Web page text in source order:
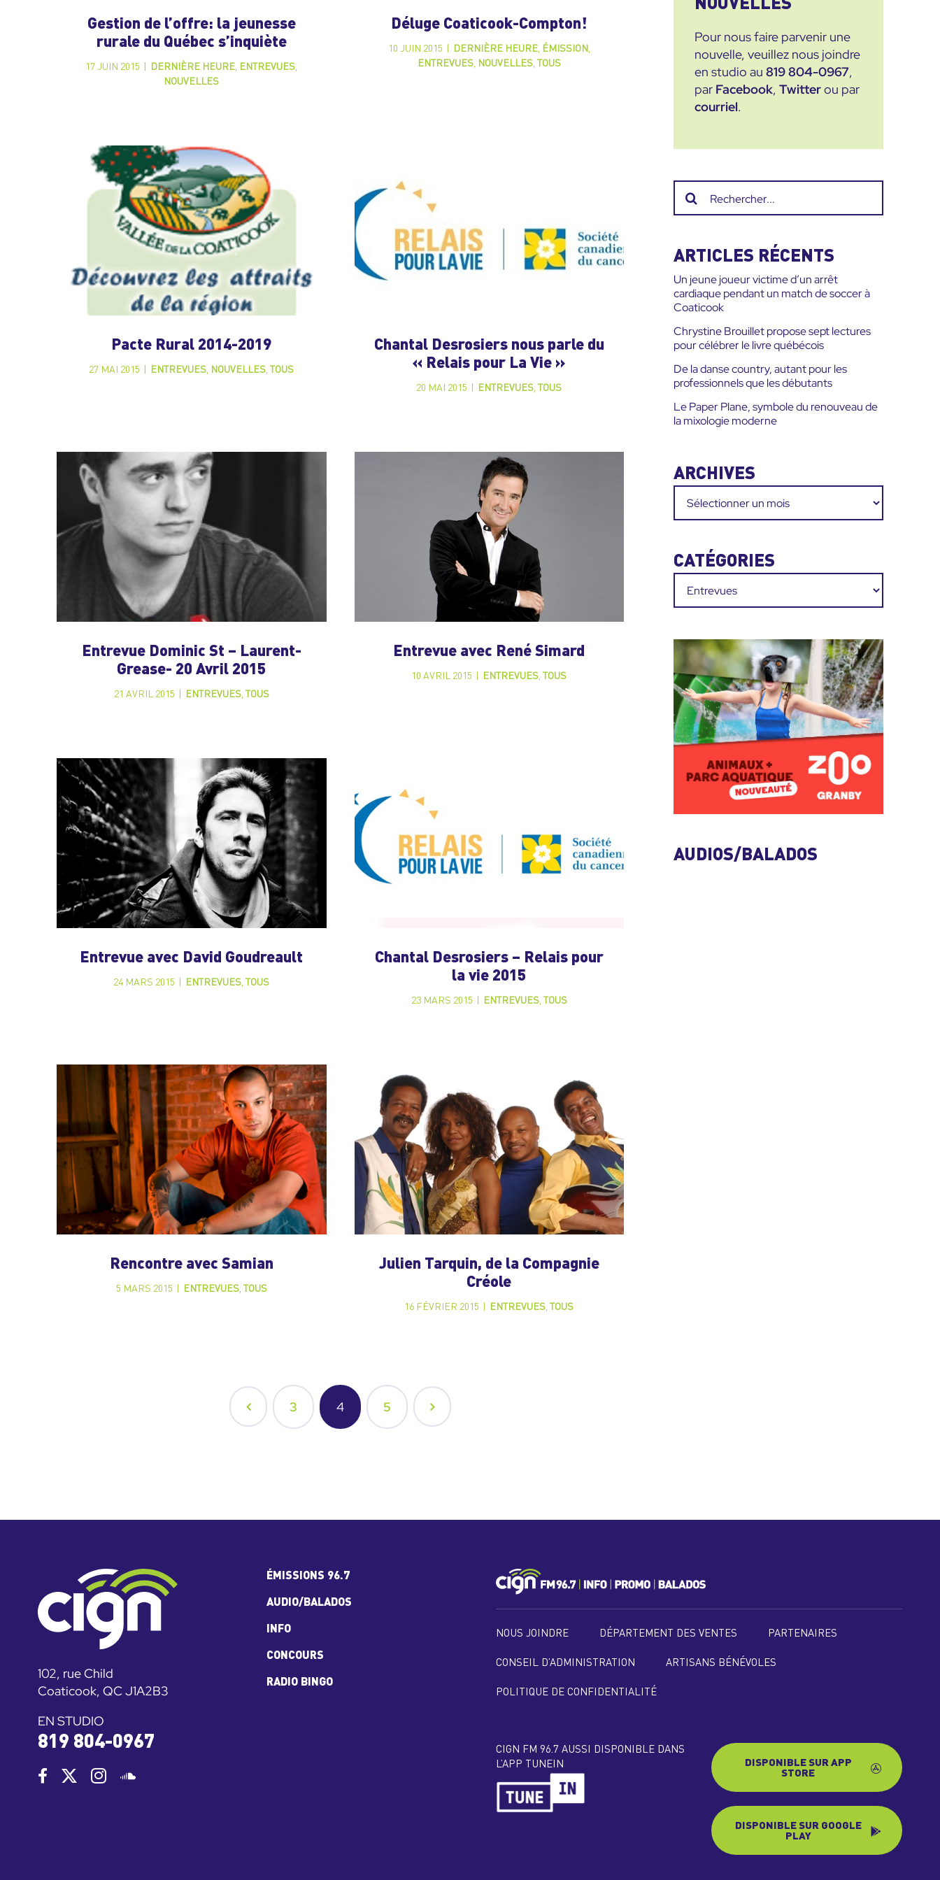
Gestion de l’offre: la jeunesse
rurale du Québec s’inquiète
17 JUIN 2015 DERNIÈRE HEURE ENTREVUES
NOUVELLES
Déluge Coaticook-Compton!
10 JUIN 2015 DERNIÈRE HEURE, ÉMISSION
ENTREVUES, NOUVELLES, TOUS
Pacte Rural 2014-2019
27 MAI 2015 ENTREVUES NOUVELLES ,TOUS
Chantal Desrosiers nous parle du
« Relais pour La Vie »
20 MAI 2015 ENTREVUES ,TOUS
Entrevue Dominic St – Laurent-
Grease- 20 Avril 2015
21 AVRIL 2015 ENTREVUES, TOUS
Entrevue avec René Simard
10 AVRIL 2015 ENTREVUES,TOUS
Entrevue avec David Goudreault
24 MARS 2015 ENTREVUES, TOUS
Chantal Desrosiers – Relais pour
la vie 2015
23 MARS 2015 ENTREVUES, TOUS
Rencontre avec Samian
5 MARS 2015 ENTREVUES, TOUS
Julien Tarquin, de la Compagnie
Créole
16 FÉVRIER 2015 ENTREVUES, TOUS
3 4 5
NOUVELLES
Pour nous faire parvenir une
nouvelle, veuillez nous joindre
en studio au819 804-0967,
par Facebook,Twitterou par
courriel.
Recherche
sur
site
ARTICLES RÉCENTS
Un jeune joueur victime d’un arrêt
cardiaque pendant un match de soccer à
Coaticook
Chrystine Brouillet propose sept lectures
pour célébrer le livre québécois
De la danse country, autant pour les
professionnels que les débutants
Le Paper Plane, symbole du renouveau de
la mixologie moderne
ARCHIVES
Archives
CATÉGORIES
Catégories
AUDIOS/BALADOS
102, rue Child
Coaticook, QC J1A2B3
EN STUDIO
819 804-0967
ÉMISSIONS 96.7
AUDIO/BALADOS
INFO
CONCOURS
RADIO BINGO
NOUS JOINDRE DÉPARTEMENT DES VENTES PARTENAIRES
CONSEIL D’ADMINISTRATION ARTISANS BÉNÉVOLES
POLITIQUE DE CONFIDENTIALITÉ
CIGN FM 96.7 AUSSI DISPONIBLE DANS
L’APP TUNEIN
DISPONIBLE SUR APP
STORE
DISPONIBLE SUR GOOGLE
PLAY